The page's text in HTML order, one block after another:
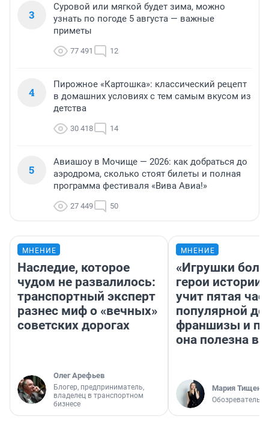
3
Суровой или мягкой будет зима, можно
узнать по погоде 5 августа — важные
приметы
77 491 12
4
Пирожное «Картошка»: классический рецепт
в домашних условиях с тем самым вкусом из
детства
30 418 14
5
Авиашоу в Мочище — 2026: как добраться до
аэродрома, сколько стоят билеты и полная
программа фестиваля «Вива Авиа!»
27 449 50
МНЕНИЕ
Наследие, которое
чудом не развалилось:
транспортный эксперт
разнес миф о «вечных»
советских дорогах
Олег Арефьев
Блогер, предприниматель,
владелец в транспортном
бизнесе
МНЕНИЕ
«Игрушки
герои
учит пятая
популярной
франшизы и
она полезна
Мария Тищенко
Обозреватель